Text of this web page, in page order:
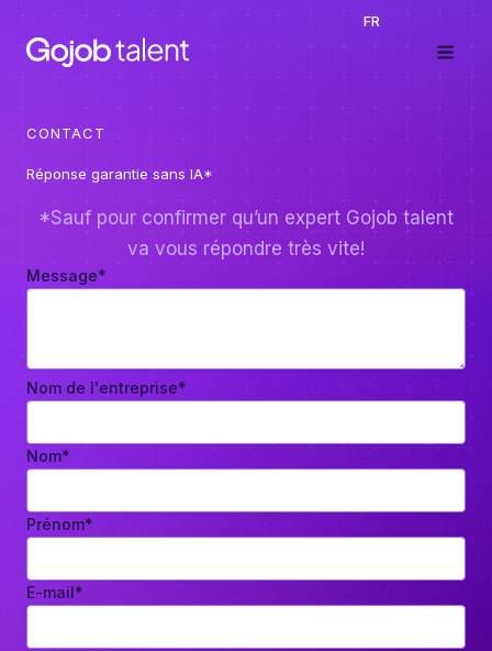
contenu
FR
CONTACT
Réponse garantie sans IA*
*Sauf pour confirmer qu’un expert Gojob talent
va vous répondre très vite!
Message*
Nom de l'entreprise*
Nom*
Prénom*
E-mail*